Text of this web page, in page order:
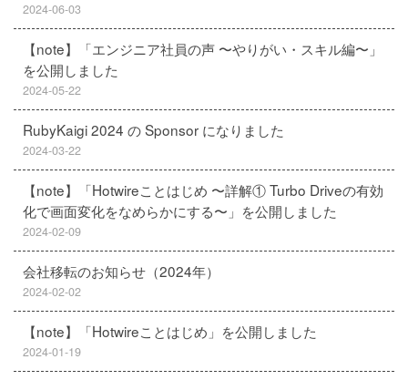
2024-06-03
【note】「エンジニア社員の声 〜やりがい・スキル編〜」
を公開しました
2024-05-22
RubyKaigi 2024 の Sponsor になりました
2024-03-22
【note】「Hotwireことはじめ 〜詳解① Turbo Driveの有効
化で画面変化をなめらかにする〜」を公開しました
2024-02-09
会社移転のお知らせ（2024年）
2024-02-02
【note】「Hotwireことはじめ」を公開しました
2024-01-19